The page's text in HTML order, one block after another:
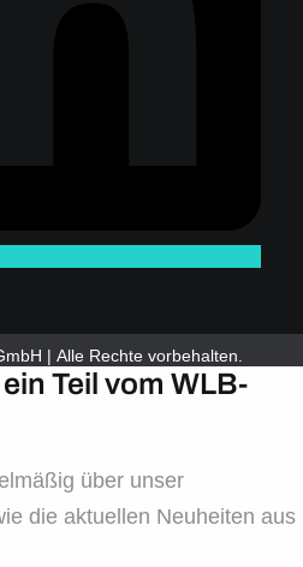
| Alle Rechte vorbehalten.
ein Teil vom WLB-
über unser
die aktuellen Neuheiten aus